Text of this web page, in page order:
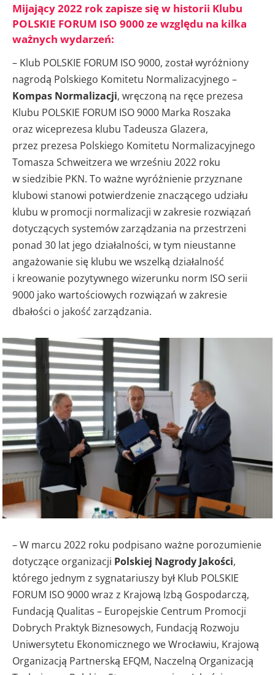
Mijający 2022 rok zapisze się w historii Klubu
POLSKIE FORUM ISO 9000 ze względu na kilka
ważnych wydarzeń:
– Klub POLSKIE FORUM ISO 9000, został wyróżniony
nagrodą Polskiego Komitetu Normalizacyjnego –
Kompas Normalizacji, wręczoną na ręce prezesa
Klubu POLSKIE FORUM ISO 9000 Marka Roszaka
oraz wiceprezesa klubu Tadeusza Glazera,
przez prezesa Polskiego Komitetu Normalizacyjnego
Tomasza Schweitzera we wrześniu 2022 roku
w siedzibie PKN. To ważne wyróżnienie przyznane
klubowi stanowi potwierdzenie znaczącego udziału
klubu w promocji normalizacji w zakresie rozwiązań
dotyczących systemów zarządzania na przestrzeni
ponad 30 lat jego działalności, w tym nieustanne
angażowanie się klubu we wszelką działalność
i kreowanie pozytywnego wizerunku norm ISO serii
9000 jako wartościowych rozwiązań w zakresie
dbałości o jakość zarządzania.
– W marcu 2022 roku podpisano ważne porozumienie
dotyczące organizacji Polskiej Nagrody Jakości,
którego jednym z sygnatariuszy był Klub POLSKIE
FORUM ISO 9000 wraz z Krajową Izbą Gospodarczą,
Fundacją Qualitas – Europejskie Centrum Promocji
Dobrych Praktyk Biznesowych, Fundacją Rozwoju
Uniwersytetu Ekonomicznego we Wrocławiu, Krajową
Organizacją Partnerską EFQM, Naczelną Organizacją